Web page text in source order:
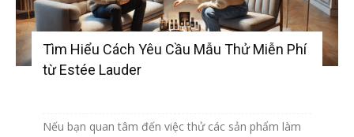
Tìm Hiểu Cách Yêu Cầu Mẫu Thử Miễn Phí
từ Estée Lauder
Nếu bạn quan tâm đến việc thử các sản phẩm làm